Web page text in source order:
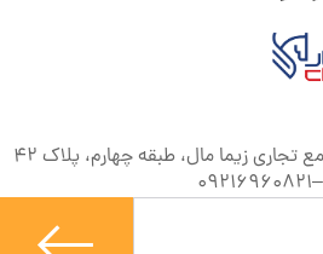
تجاری زیما مال، طبقه چهارم، پلاک 42